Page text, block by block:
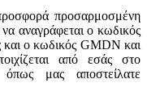
προσαρμοσμένη
να αναγράφεται ο κωδικός
και ο κωδικός GMDN και
από εσάς στο
όπως μας αποστείλατε